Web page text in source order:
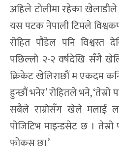
अहिले टोलीमा रहेका
यस पटक नेपाली टिमले
रोहित पौडेल पनि विश्वस्त
पछिल्लो २-२ वर्षदेखि सँगै
क्रिकेट खेलिराछौं म एकदम
हुन्छौं भनेर’ रोहितले भने,
सबैले राम्रोसँग खेले मलाई
पोजिटिभ माइन्डसेट छ ।
फोकस छ।’